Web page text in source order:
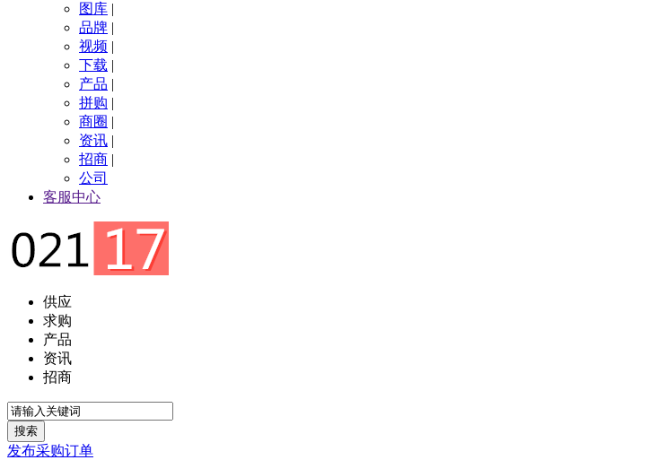
图库 |
品牌 |
视频 |
下载 |
产品 |
拼购 |
商圈 |
资讯 |
招商 |
公司
客服中心
供应
求购
产品
资讯
招商
搜索
发布采购订单